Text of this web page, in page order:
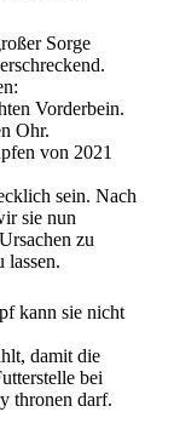
Sorge
Vorderbein.
Ohr.
von 2021
sein. Nach
sie nun
zu
lassen.
kann sie nicht
damit die
bei
thronen darf.